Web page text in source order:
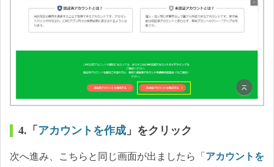
4.「 アカウントを作成 」をクリック
次へ進み、こちらと同じ画面が出ましたら「 アカウントを